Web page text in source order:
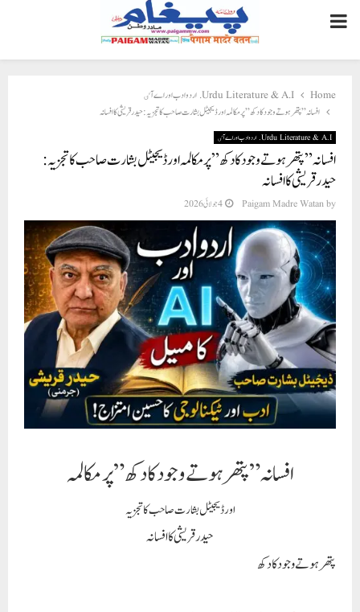
PRIMARY
MENU
Home
Urdu Literature & A.I. اردو ادب اور اے آٸ
افسانہ ” پتھر ہوتے وجود کا دکھ” پر مکالمہ اور ڈیجیٹل بشارت صاحب کا تجزيہ : حیدرقریشی کا افسانہ
Urdu Literature & A.I. اردو ادب اور اے آٸ
افسانہ ” پتھر ہوتے وجود کا دکھ” پر مکالمہ اور ڈیجیٹل بشارت صاحب کا تجزيہ :
حیدرقریشی کا افسانہ
by
Paigam Madre Watan 4 جولائی 2026
افسانہ ” پتھر ہوتے وجود کا دکھ” پر مکالمہ
اور ڈیجیٹل بشارت صاحب کا تجزيہ
حیدرقریشی کا افسانہ
پتھر ہوتے وجود کا دکھ